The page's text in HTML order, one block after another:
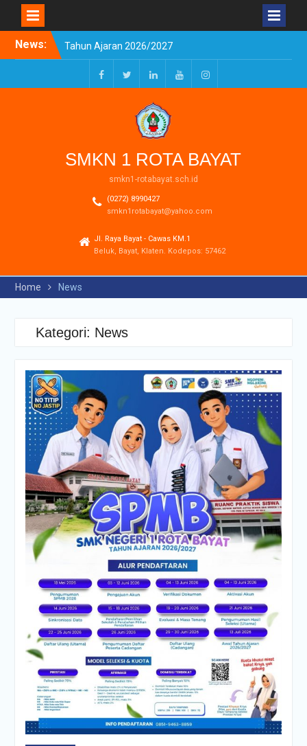
News:
Pengumuman Kelulusan
Tahun Ajaran 2025-2026
Realisasi Dana BOSP
Reguler Tahap 1 Tahun
SPMB SMKN 1 ROTA Bayat
Tahun Ajaran 2026/2027
FacebookTwitterLinkedInYoutubeInstagram
SMKN 1 ROTA BAYAT
smkn1-rotabayat.sch.id
(0272) 8990427
smkn1rotabayat@yahoo.com
Jl. Raya Bayat - Cawas KM.1
Beluk, Bayat, Klaten. Kodepos: 57462
Home News
Kategori: News